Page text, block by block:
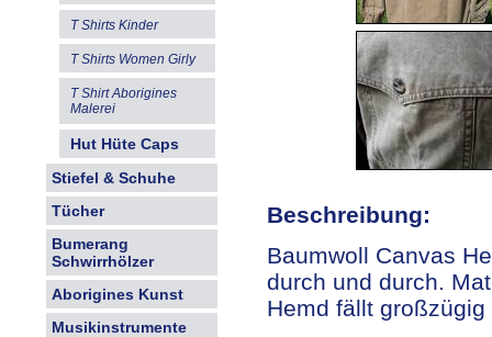
T Shirts Kinder
T Shirts Women Girly
T Shirt Aborigines
Malerei
Hut Hüte Caps
Stiefel & Schuhe
Tücher
Bumerang
Schwirrhölzer
Aborigines Kunst
Musikinstrumente
Beschreibung:
Baumwoll Canvas
durch und durch.
Hemd fällt großzügig